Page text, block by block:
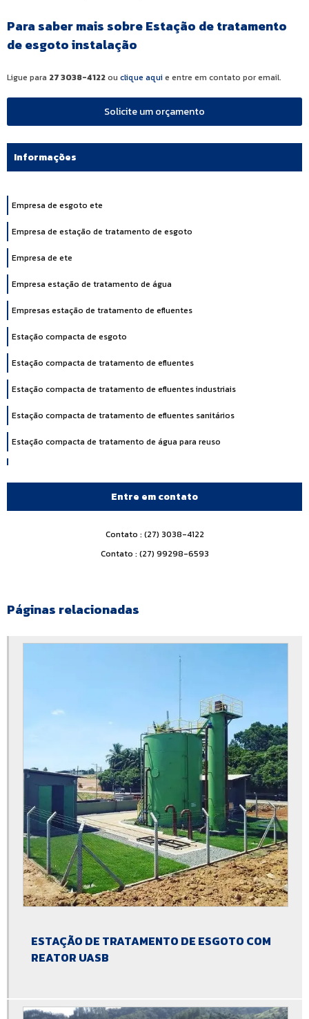
Para saber mais sobre Estação de tratamento
de esgoto instalação
Ligue para 27 3038-4122ou clique aqui e entre em contato por email.
Solicite um orçamento
Informações
Empresa de esgoto ete
Empresa de estação de tratamento de esgoto
Empresa de ete
Empresa estação de tratamento de água
Empresas estação de tratamento de efluentes
Estação compacta de esgoto
Estação compacta de tratamento de efluentes
Estação compacta de tratamento de efluentes industriais
Estação compacta de tratamento de efluentes sanitários
Estação compacta de tratamento de água para reuso
Estação de tratamento de dejetos industriais
Estação de tratamento de efluentes físico químico
Estação de tratamento de efluentes hospitalares
Estação de tratamento de efluentes industriais compacta
Estação de tratamento de efluentes para lavanderia
Estação de tratamento de efluentes preço
Estação de tratamento de efluentes sanitários
Estação de tratamento de esgoto
Estação de tratamento de esgoto biológico
Estação de tratamento de esgoto compacta
Estação de tratamento de esgoto compacta preço
Entre em contato
Contato : (27) 3038-4122
Contato : (27) 99298-6593
Páginas relacionadas
ESTAÇÃO DE TRATAMENTO DE ESGOTO COM
REATOR UASB